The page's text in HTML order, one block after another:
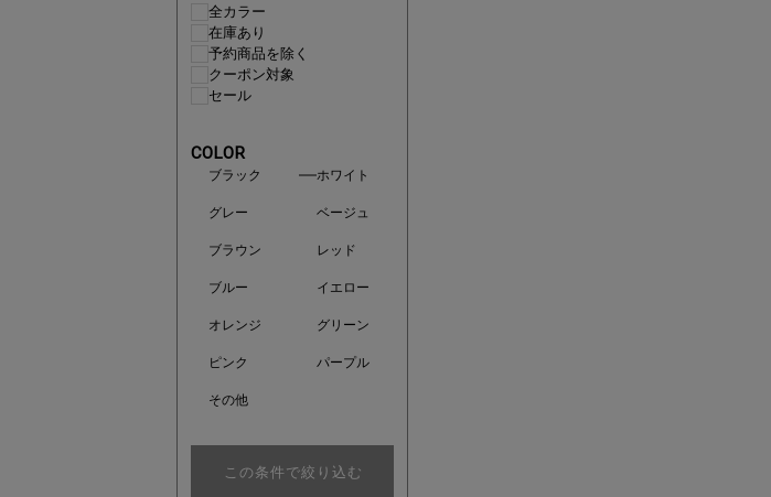
全カラー
在庫あり
予約商品を除く
クーポン対象
セール
COLOR
ブラック ホワイト
グレー ベージュ
ブラウン レッド
ブルー イエロー
オレンジ グリーン
ピンク パープル
その他
この条件で絞り込む